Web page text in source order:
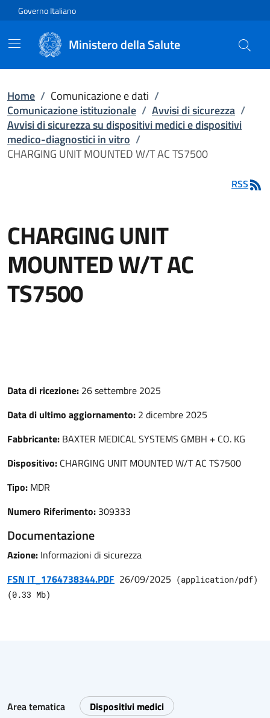
Vai direttamente al contenuto
Governo Italiano
Ministero della Salute
Home / Comunicazione e dati /
Comunicazione istituzionale / Avvisi di sicurezza /
Avvisi di sicurezza su dispositivi medici e dispositivi
medico-diagnostici in vitro /
CHARGING UNIT MOUNTED W/T AC TS7500
RSS
CHARGING UNIT
MOUNTED W/T AC
TS7500
Data di ricezione: 26 settembre 2025
Data di ultimo aggiornamento: 2 dicembre 2025
Fabbricante: BAXTER MEDICAL SYSTEMS GMBH + CO. KG
Dispositivo: CHARGING UNIT MOUNTED W/T AC TS7500
Tipo: MDR
Numero Riferimento: 309333
Documentazione
Azione: Informazioni di sicurezza
FSN IT_1764738344.PDF 26/09/2025 (application/pdf)
(0.33 Mb)
Area tematica Dispositivi medici